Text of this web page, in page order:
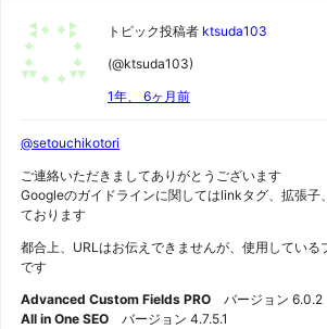
トピック投稿者 ktsuda103
(@ktsuda103)
1年、 6ヶ月前
@setouchikotori
ご連絡いただきましてありがとうございます
Googleのガイドラインに関してはlinkタグ、拡張子
ております
都合上、URLはお伝えできませんが、使用している
です
Advanced Custom Fields PRO バージョン 6.0.2
All in One SEO バージョン 4.7.5.1